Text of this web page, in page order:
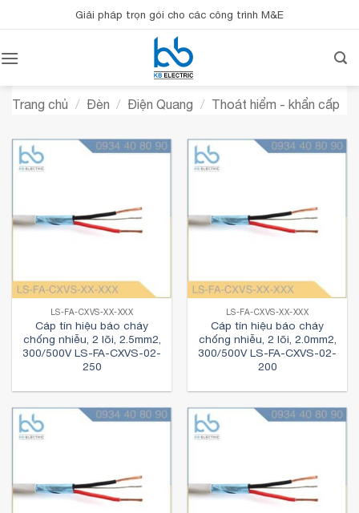
qua
dung
Giải pháp trọn gói cho các công trình M&E
Trang chủ / Đèn / Điện Quang / Thoát hiểm - khẩn cấp
LS-FA-CXVS-XX-XXX
Cáp tín hiệu báo cháy
chống nhiễu, 2 lõi, 2.5mm2,
300/500V LS-FA-CXVS-02-
250
LS-FA-CXVS-XX-XXX
Cáp tín hiệu báo cháy
chống nhiễu, 2 lõi, 2.0mm2,
300/500V LS-FA-CXVS-02-
200